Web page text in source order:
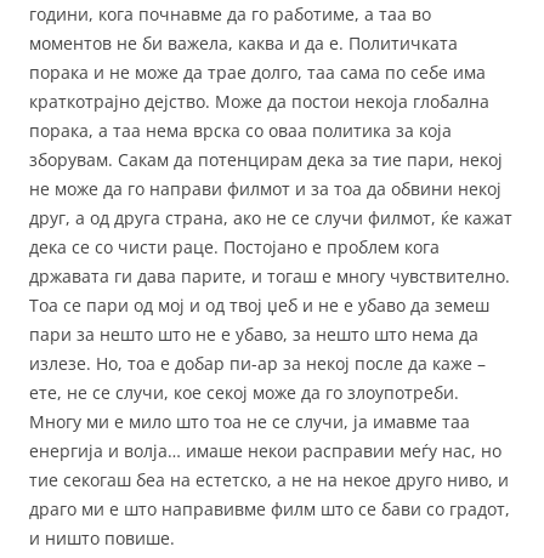
години, кога почнавме да го работиме, а таа во
моментов не би важела, каква и да е. Политичката
порака и не може да трае долго, таа сама по себе има
краткотрајно дејство. Може да постои некоја глобална
порака, а таа нема врска со оваа политика за која
зборувам. Сакам да потенцирам дека за тие пари, некој
не може да го направи филмот и за тоа да обвини некој
друг, а од друга страна, ако не се случи филмот, ќе кажат
дека се со чисти раце. Постојано е проблем кога
државата ги дава парите, и тогаш е многу чувствително.
Тоа се пари од мој и од твој џеб и не е убаво да земеш
пари за нешто што не е убаво, за нешто што нема да
излезе. Но, тоа е добар пи-ар за некој после да каже –
ете, не се случи, кое секој може да го злоупотреби.
Многу ми е мило што тоа не се случи, ја имавме таа
енергија и волја… имаше некои расправии меѓу нас, но
тие секогаш беа на естетско, а не на некое друго ниво, и
драго ми е што направивме филм што се бави со градот,
и ништо повише.